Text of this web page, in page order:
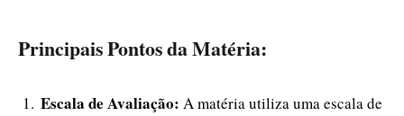
Principais Pontos da Matéria:
Escala de Avaliação: A matéria utiliza uma escala de